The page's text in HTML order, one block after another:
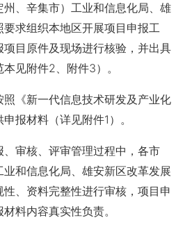
、辛集市）工业和信息化局、雄
求组织本地区开展项目申报工
目原件及现场进行核验，并出具
见附件2、附件3）。
《新一代信息技术研发及产业化
报材料（详见附件1）。
审核、评审管理过程中，各市
业和信息化局、雄安新区改革发展
、资料完整性进行审核，项目申
料内容真实性负责。